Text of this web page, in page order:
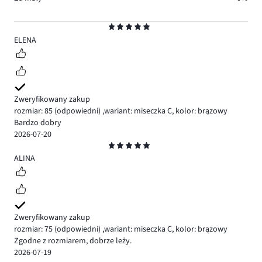
5
ELENA
Zweryfikowany zakup
rozmiar: 85 (odpowiedni) ,wariant: miseczka C, kolor: brązowy
Bardzo dobry
2026-07-20
5
ALINA
Zweryfikowany zakup
rozmiar: 75 (odpowiedni) ,wariant: miseczka C, kolor: brązowy
Zgodne z rozmiarem, dobrze leży.
2026-07-19